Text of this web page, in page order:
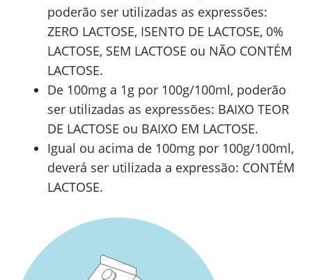
poderão ser utilizadas as expressões:
ZERO LACTOSE, ISENTO DE LACTOSE, 0%
LACTOSE, SEM LACTOSE ou NÃO CONTÉM
LACTOSE.
De 100mg a 1g por 100g/100ml, poderão
ser utilizadas as expressões: BAIXO TEOR
DE LACTOSE ou BAIXO EM LACTOSE.
Igual ou acima de 100mg por 100g/100ml,
deverá ser utilizada a expressão: CONTÉM
LACTOSE.